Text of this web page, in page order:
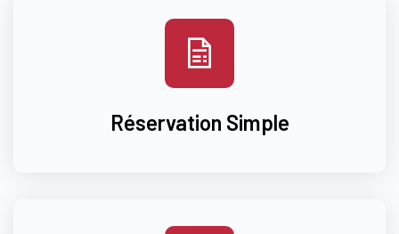
Réservation Simple